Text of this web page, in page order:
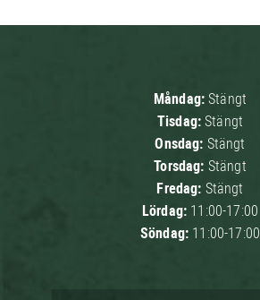
Måndag:Stängt
Tisdag:Stängt
Onsdag: Stängt
Torsdag: Stängt
Fredag: Stängt
Lördag: 11:00-17:00
Söndag: 11:00-17:00